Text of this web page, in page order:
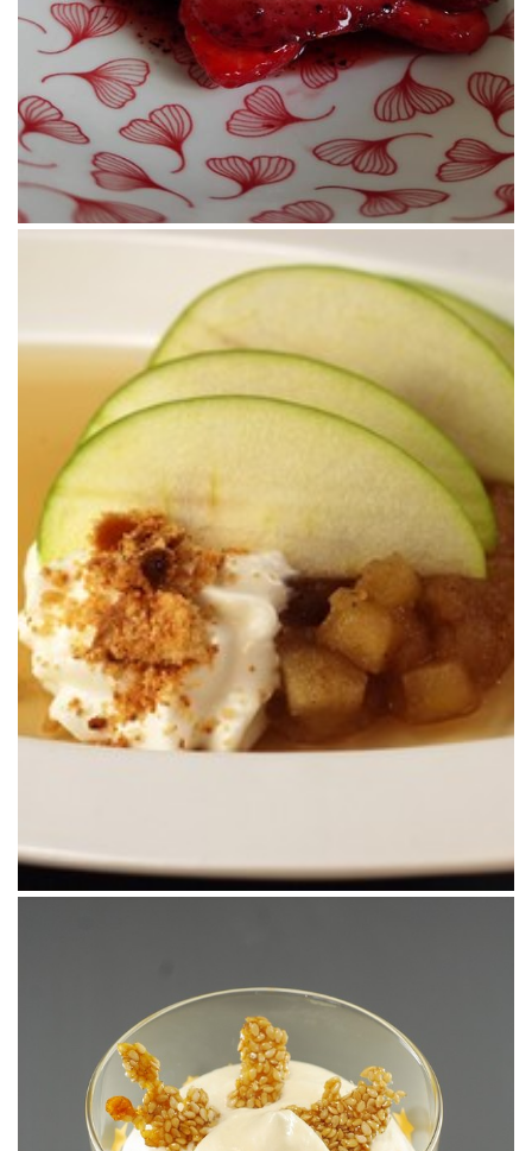
Una sencilla y deliciosa crema de lentejas con el punto especial de la
nata montada especiada y coloreada con cúrcuma.
FRESAS ASADAS CON ESPUMA DE YOGUR